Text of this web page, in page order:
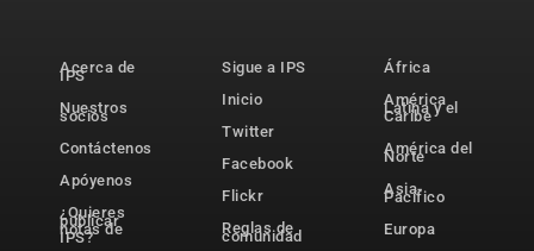
Acerca de
IPS
Nuestros
socios
Contáctenos
Apóyenos
¿Quieres
publicar
notas de
IPS?
Sigue a IPS
Inicio
Twitter
Facebook
Flickr
Reglas de
comunidad
África
América
Latina y el
Caribe
América del
Norte
Asia-
Pacífico
Europa